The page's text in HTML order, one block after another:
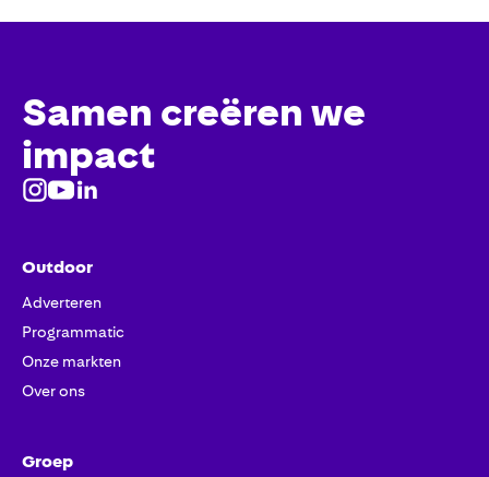
Samen creëren we
impact
Outdoor
Adverteren
Programmatic
Onze markten
Over ons
Groep